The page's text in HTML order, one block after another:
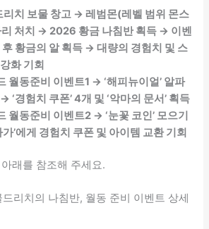
치 보물 창고 → 레범몬(레벨 범위 몬스
처치 → 2026 황금 나침반 획득 → 이벤
후 황금의 알 획득 → 대량의 경험치 및 스
화 기회
월동준비 이벤트1 → ‘해피뉴이얼’ 알파
‘경험치 쿠폰’ 4개 및 ‘악마의 문서’ 획득
월동준비 이벤트2 → ‘눈꽃 코인’ 모으기
’에게 경험치 쿠폰 및 아이템 교환 기회
래를 참조해 주세요.
리치의 나침반, 월동 준비 이벤트 상세